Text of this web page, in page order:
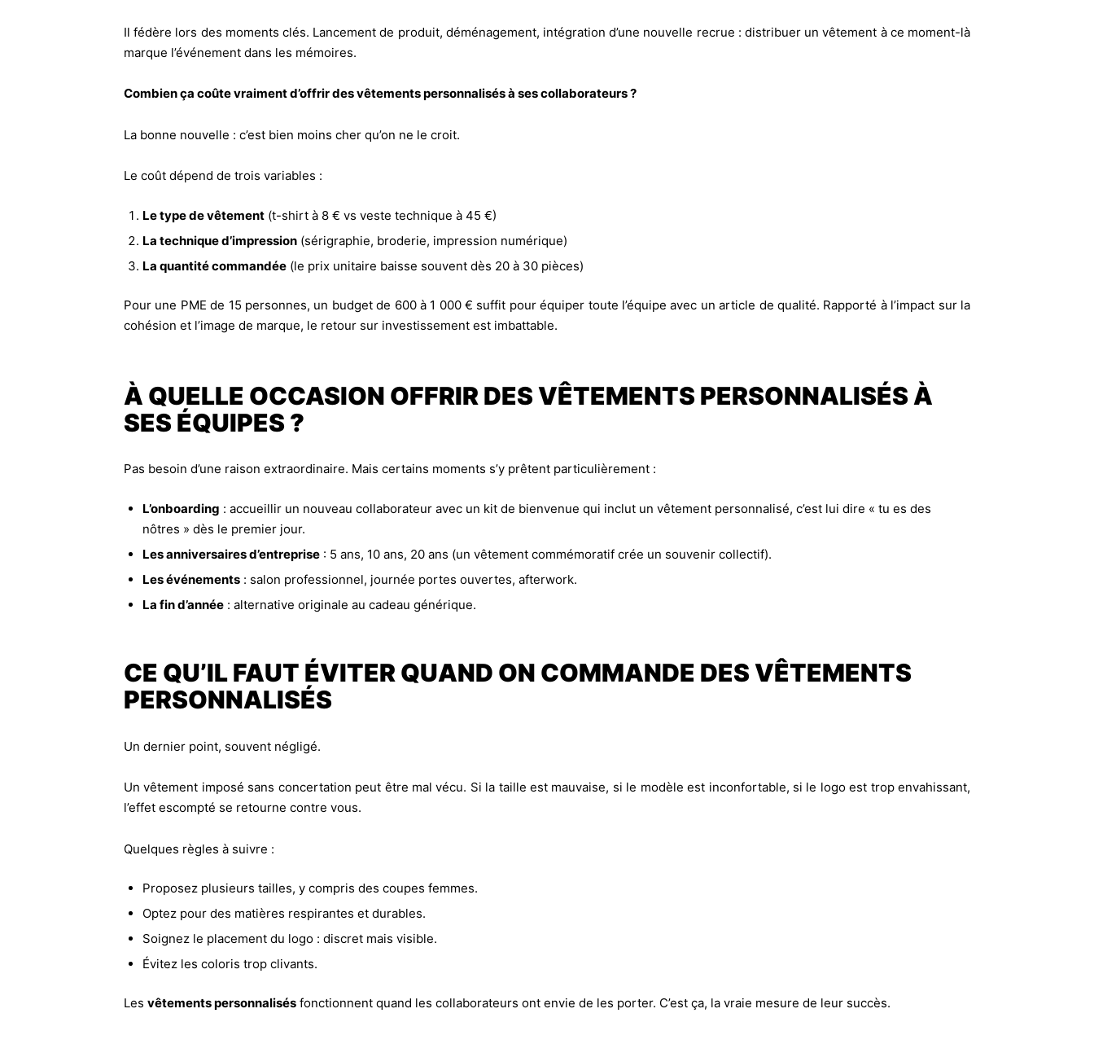
Il fédère lors des moments clés. Lancement de produit, déménagement, intégration d’une nouvelle recrue : distribuer un vêtement à ce moment-là
marque l’événement dans les mémoires.
Combien ça coûte vraiment d’offrir des vêtements personnalisés à ses collaborateurs ?
La bonne nouvelle : c’est bien moins cher qu’on ne le croit.
Le coût dépend de trois variables :
Le type de vêtement(t-shirt à 8 € vs veste technique à 45 €)
La technique d’impression(sérigraphie, broderie, impression numérique)
La quantité commandée(le prix unitaire baisse souvent dès 20 à 30 pièces)
Pour une PME de 15 personnes, un budget de 600 à 1 000 € suffit pour équiper toute l’équipe avec un article de qualité. Rapporté à l’impact sur la
cohésion et l’image de marque, le retour sur investissement est imbattable.
À QUELLE OCCASION OFFRIR DES VÊTEMENTS PERSONNALISÉS À
SES ÉQUIPES ?
Pas besoin d’une raison extraordinaire. Mais certains moments s’y prêtent particulièrement :
L’onboarding : accueillir un nouveau collaborateur avec un kit de bienvenue qui inclut un vêtement personnalisé, c’est lui dire « tu es des
nôtres » dès le premier jour.
Les anniversaires d’entreprise: 5 ans, 10 ans, 20 ans (un vêtement commémoratif crée un souvenir collectif).
Les événements: salon professionnel, journée portes ouvertes, afterwork.
La fin d’année: alternative originale au cadeau générique.
CE QU’IL FAUT ÉVITER QUAND ON COMMANDE DES VÊTEMENTS
PERSONNALISÉS
Un dernier point, souvent négligé.
Un vêtement imposé sans concertation peut être mal vécu. Si la taille est mauvaise, si le modèle est inconfortable, si le logo est trop envahissant,
l’effet escompté se retourne contre vous.
Quelques règles à suivre :
Proposez plusieurs tailles, y compris des coupes femmes.
Optez pour des matières respirantes et durables.
Soignez le placement du logo : discret mais visible.
Évitez les coloris trop clivants.
Les vêtements personnalisés fonctionnent quand les collaborateurs ont envie de les porter. C’est ça, la vraie mesure de leur succès.